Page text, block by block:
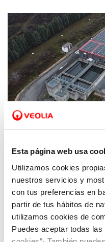
Esta página web usa
Utilizamos cookies
nuestros servicios y
con tus preferencias en
partir de tus hábitos de
utilizamos cookies de
Puedes aceptar todas
Aquona y el
reducen la huella
potabilizadora de